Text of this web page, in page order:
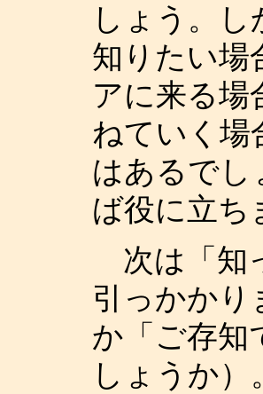
しょう。
知りたい場
アに来る場
ねていく場
はあるでし
ば役に立ち
次は「知
引っかかり
か「ご存知
しょうか